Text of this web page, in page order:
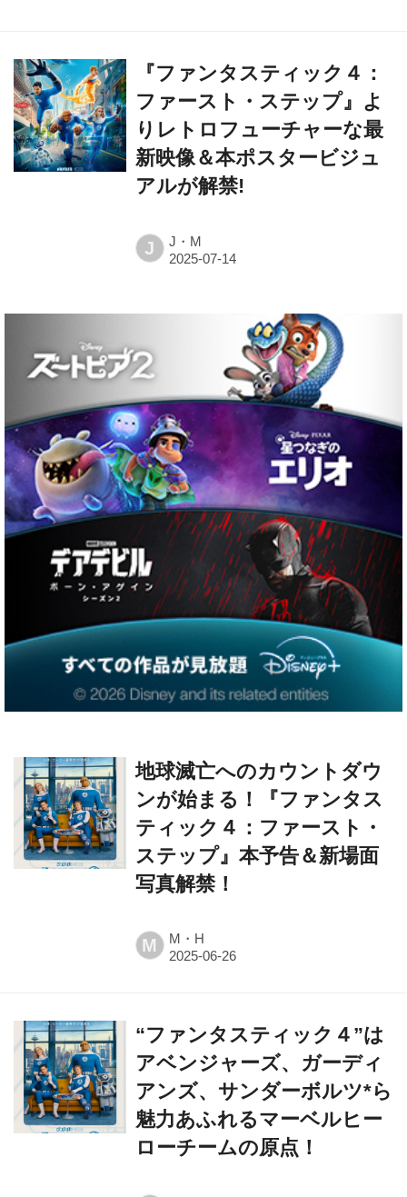
『ファンタスティック４：
ファースト・ステップ』よ
りレトロフューチャーな最
新映像＆本ポスタービジュ
アルが解禁!
J J・M
地球滅亡へのカウントダウ
ンが始まる！『ファンタス
ティック４：ファースト・
ステップ』本予告＆新場面
写真解禁！
M M・H
“ファンタスティック４”は
アベンジャーズ、ガーディ
アンズ、サンダーボルツ*ら
魅力あふれるマーベルヒー
ローチームの原点！